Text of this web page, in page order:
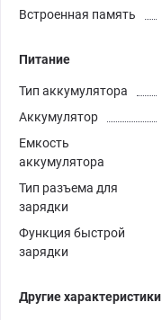
Встроенная память
Питание
Тип аккумулятора
Аккумулятор
Емкость
аккумулятора
Тип разъема для
зарядки
Функция быстрой
зарядки
Другие характеристики